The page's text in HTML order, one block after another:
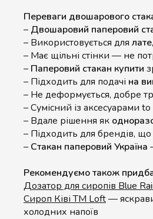
Переваги двошарового
– Двошаровий паперовий
– Використовується для лате,
– Має щільні стінки — не
– Паперовий стакан купити
– Підходить для подачі на
– Не деформується, добре
– Сумісний із аксесуарами to
– Вдале рішення як
– Підходить для брендів,
– Стакан паперовий Україна
Рекомендуємо також
Дозатор для сиропів Blue
Сироп Ківі TM Loft—
холодних напоїв